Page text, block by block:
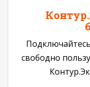
свободно